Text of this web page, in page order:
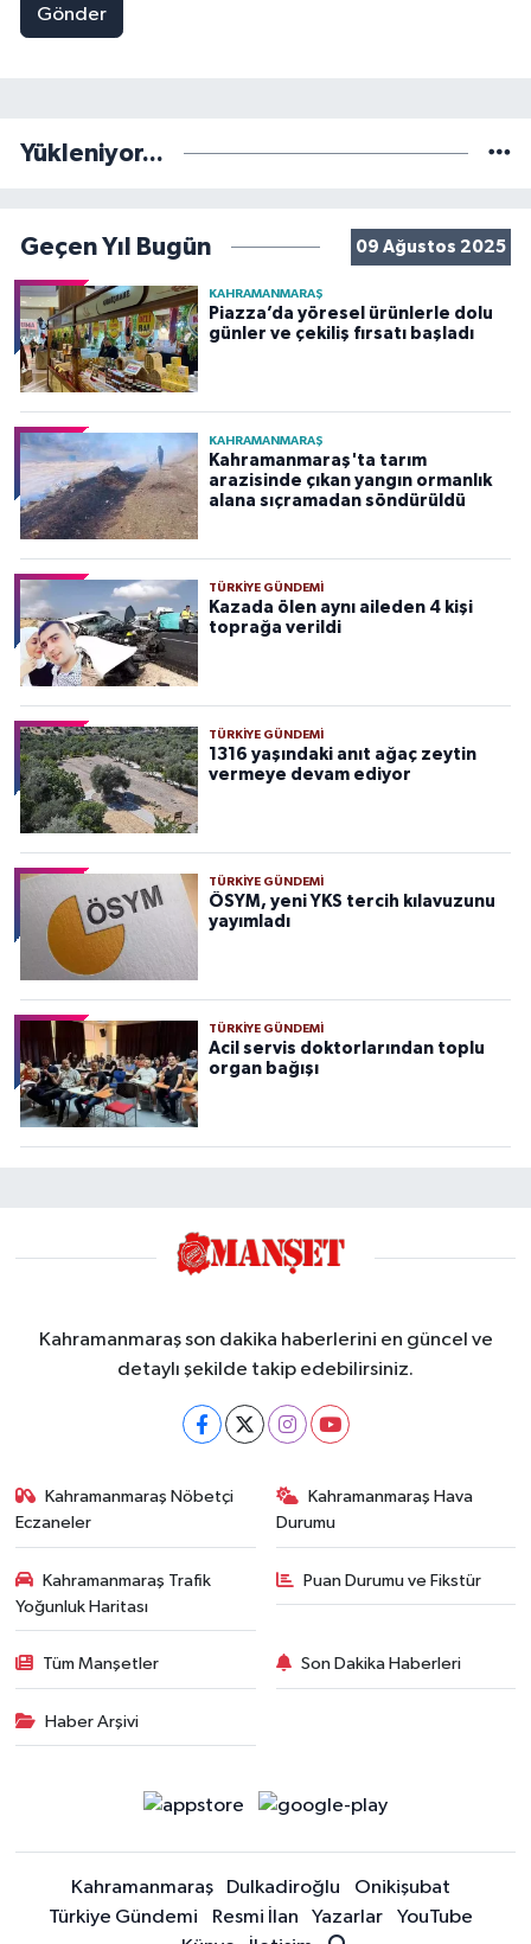
Gönder
Yükleniyor...
Geçen Yıl Bugün 09 Ağustos 2025
KAHRAMANMARAŞ
Piazza’da yöresel ürünlerle dolu
günler ve çekiliş fırsatı başladı
KAHRAMANMARAŞ
Kahramanmaraş'ta tarım
arazisinde çıkan yangın ormanlık
alana sıçramadan söndürüldü
TÜRKIYE GÜNDEMI
Kazada ölen aynı aileden 4 kişi
toprağa verildi
TÜRKIYE GÜNDEMI
1316 yaşındaki anıt ağaç zeytin
vermeye devam ediyor
TÜRKIYE GÜNDEMI
ÖSYM, yeni YKS tercih kılavuzunu
yayımladı
TÜRKIYE GÜNDEMI
Acil servis doktorlarından toplu
organ bağışı
Kahramanmaraş son dakika haberlerini en güncel ve
detaylı şekilde takip edebilirsiniz.
Kahramanmaraş Nöbetçi
Eczaneler
Kahramanmaraş Hava
Durumu
Kahramanmaraş Trafik
Yoğunluk Haritası
Puan Durumu ve Fikstür
Tüm Manşetler Son Dakika Haberleri
Haber Arşivi
Kahramanmaraş Dulkadiroğlu
Onikişubat
Türkiye Gündemi
Resmi İlan Yazarlar
YouTube